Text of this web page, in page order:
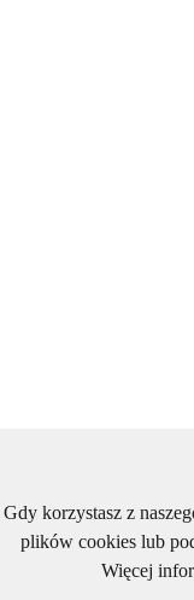
Gdy korzystasz z
plików cookies lub
Więcej